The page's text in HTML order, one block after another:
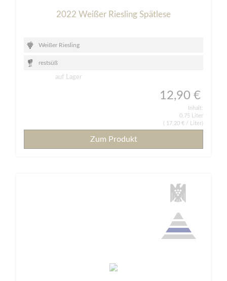
2022 Weißer Riesling Spätlese
Weißer Riesling
restsüß
auf Lager
12,90 €
Inhalt:
0,75 Liter
17,20 € / Liter)
Zum Produkt